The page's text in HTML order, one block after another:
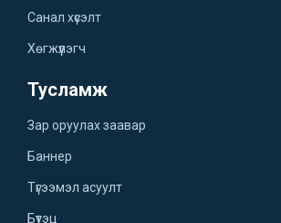
Санал хүсэлт
Хөгжүүлэгч
Тусламж
Зар оруулах заавар
Баннер
Түгээмэл асуулт
Бүтэц